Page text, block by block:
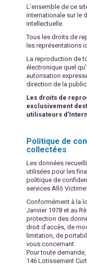
L’ensemble de ce
internationale sur le
intellectuelle.
Tous les droits de
les représentations
La reproduction de
électronique quel
autorisation
direction de la
Les droits de
exclusivement
utilisateurs
Politique de
collectées
Les données
utilisées pour les
politique de
services Allô
Conformément à la
Janvier 1978 et au
protection des
droit d’accès, de
limitation, de
vous concernant.
Pour toute
146 Lotissement